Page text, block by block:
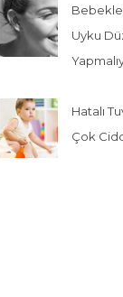
Uyku
Hatalı
Çok